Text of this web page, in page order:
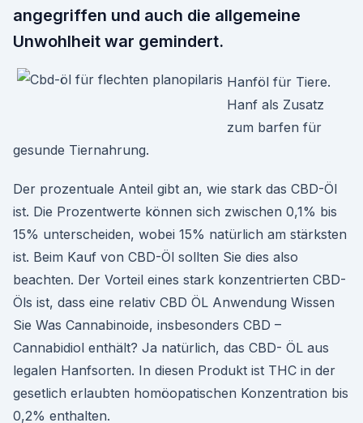
angegriffen und auch die allgemeine
Unwohlheit war gemindert.
Hanföl für Tiere.
Hanf als Zusatz
zum barfen für
gesunde Tiernahrung.
Der prozentuale Anteil gibt an, wie stark das CBD-Öl
ist. Die Prozentwerte können sich zwischen 0,1% bis
15% unterscheiden, wobei 15% natürlich am stärksten
ist. Beim Kauf von CBD-Öl sollten Sie dies also
beachten. Der Vorteil eines stark konzentrierten CBD-
Öls ist, dass eine relativ CBD ÖL Anwendung Wissen
Sie Was Cannabinoide, insbesonders CBD –
Cannabidiol enthält? Ja natürlich, das CBD- ÖL aus
legalen Hanfsorten. In diesen Produkt ist THC in der
gesetlich erlaubten homöopatischen Konzentration bis
0,2% enthalten.